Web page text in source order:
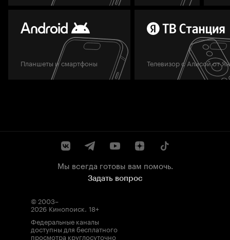
Планшеты и смартфоны Телевизор с Алисой от
Мы всегда готовы вам помочь.
Задать вопрос
© 2003–
2026 Кинопоиск. 18+
Федеральные каналы
доступны для бесплатного
просмотра круглосуточно